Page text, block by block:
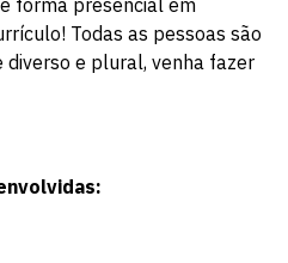
forma presencial em
Todas as pessoas são
diverso e plural, venha fazer